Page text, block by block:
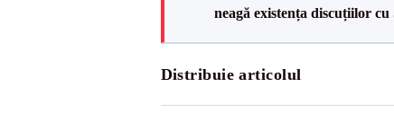
neagă existența discuțiilor cu
Distribuie articolul